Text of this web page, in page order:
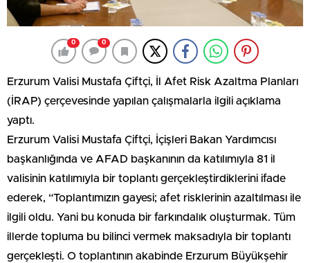
0 0
Erzurum Valisi Mustafa Çiftçi, İl Afet Risk Azaltma Planları
(İRAP) çerçevesinde yapılan çalışmalarla ilgili açıklama
yaptı.
Erzurum Valisi Mustafa Çiftçi, İçişleri Bakan Yardımcısı
başkanlığında ve AFAD başkanının da katılımıyla 81 il
valisinin katılımıyla bir toplantı gerçekleştirdiklerini ifade
ederek, “Toplantımızın gayesi; afet risklerinin azaltılması ile
ilgili oldu. Yani bu konuda bir farkındalık oluşturmak. Tüm
illerde topluma bu bilinci vermek maksadıyla bir toplantı
gerçekleşti. O toplantının akabinde Erzurum Büyükşehir